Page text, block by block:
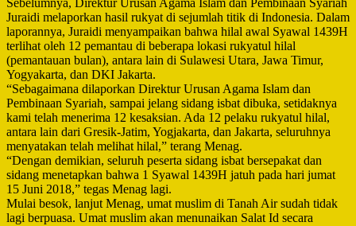
Juraidi melaporkan hasil rukyat di sejumlah titik di Indonesia. Dalam
laporannya, Juraidi menyampaikan bahwa hilal awal Syawal 1439H
terlihat oleh 12 pemantau di beberapa lokasi rukyatul hilal
(pemantauan bulan), antara lain di Sulawesi Utara, Jawa Timur,
Yogyakarta, dan DKI Jakarta.
“Sebagaimana dilaporkan Direktur Urusan Agama Islam dan
Pembinaan Syariah, sampai jelang sidang isbat dibuka, setidaknya
kami telah menerima 12 kesaksian. Ada 12 pelaku rukyatul hilal,
antara lain dari Gresik-Jatim, Yogjakarta, dan Jakarta, seluruhnya
menyatakan telah melihat hilal,” terang Menag.
“Dengan demikian, seluruh peserta sidang isbat bersepakat dan
sidang menetapkan bahwa 1 Syawal 1439H jatuh pada hari jumat
15 Juni 2018,” tegas Menag lagi.
Mulai besok, lanjut Menag, umat muslim di Tanah Air sudah tidak
lagi berpuasa. Umat muslim akan menunaikan Salat Id secara